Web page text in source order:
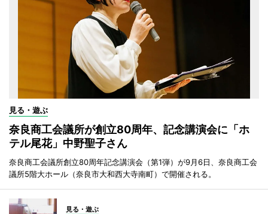
見る・遊ぶ
奈良商工会議所が創立80周年、記念講演会に「ホ
テル尾花」中野聖子さん
奈良商工会議所創立80周年記念講演会（第1弾）が9月6日、奈良商工会
議所5階大ホール（奈良市大和西大寺南町）で開催される。
見る・遊ぶ